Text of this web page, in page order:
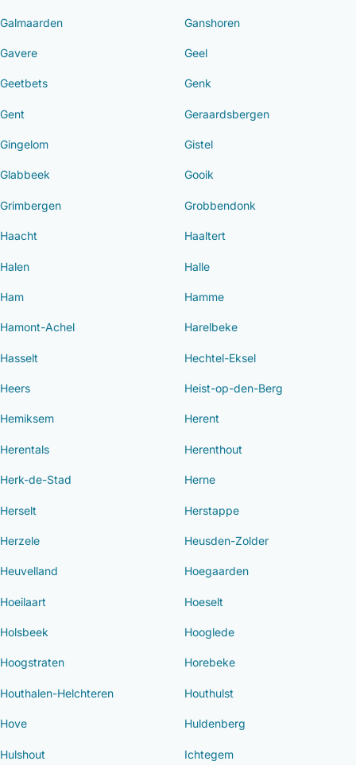
Galmaarden Ganshoren
Gavere Geel
Geetbets Genk
Gent Geraardsbergen
Gingelom Gistel
Glabbeek Gooik
Grimbergen Grobbendonk
Haacht Haaltert
Halen Halle
Ham Hamme
Hamont-Achel Harelbeke
Hasselt Hechtel-Eksel
Heers Heist-op-den-Berg
Hemiksem Herent
Herentals Herenthout
Herk-de-Stad Herne
Herselt Herstappe
Herzele Heusden-Zolder
Heuvelland Hoegaarden
Hoeilaart Hoeselt
Holsbeek Hooglede
Hoogstraten Horebeke
Houthalen-Helchteren Houthulst
Hove Huldenberg
Hulshout Ichtegem